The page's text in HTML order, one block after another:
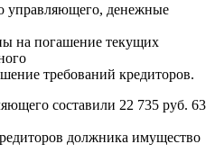
управляющего, денежные
на погашение текущих
требований кредиторов.
составили 22 735 руб. 63
должника имущество